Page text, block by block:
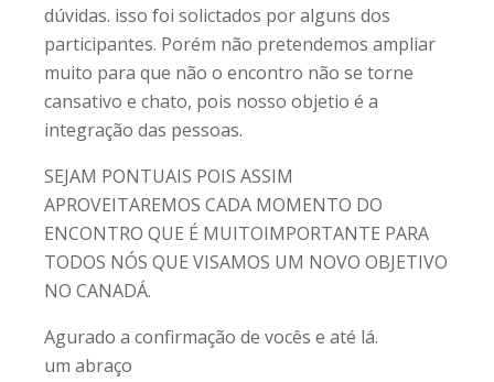
dúvidas. isso foi solictados por alguns dos
participantes. Porém não pretendemos ampliar
muito para que não o encontro não se torne
cansativo e chato, pois nosso objetio é a
integração das pessoas.
SEJAM PONTUAIS POIS ASSIM
APROVEITAREMOS CADA MOMENTO DO
ENCONTRO QUE É MUITOIMPORTANTE PARA
TODOS NÓS QUE VISAMOS UM NOVO OBJETIVO
NO CANADÁ.
Agurado a confirmação de vocês e até lá.
um abraço